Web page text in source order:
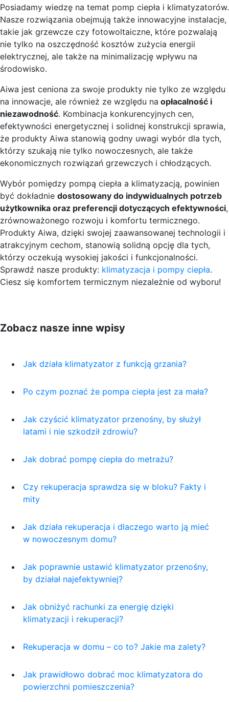
Posiadamy wiedzę na temat pomp ciepła i klimatyzatorów.
Nasze rozwiązania obejmują także innowacyjne instalacje,
takie jak grzewcze czy fotowoltaiczne, które pozwalają
nie tylko na oszczędność kosztów zużycia energii
elektrycznej, ale także na minimalizację wpływu na
środowisko.
Aiwa jest ceniona za swoje produkty nie tylko ze względu
na innowacje, ale również ze względu na opłacalność i
niezawodność. Kombinacja konkurencyjnych cen,
efektywności energetycznej i solidnej konstrukcji sprawia,
że produkty Aiwa stanowią godny uwagi wybór dla tych,
którzy szukają nie tylko nowoczesnych, ale także
ekonomicznych rozwiązań grzewczych i chłodzących.
Wybór pomiędzy pompą ciepła a klimatyzacją, powinien
być dokładnie dostosowany do indywidualnych potrzeb
użytkownika oraz preferencji dotyczących efektywności,
zrównoważonego rozwoju i komfortu termicznego.
Produkty Aiwa, dzięki swojej zaawansowanej technologii i
atrakcyjnym cechom, stanowią solidną opcję dla tych,
którzy oczekują wysokiej jakości i funkcjonalności.
Sprawdź nasze produkty: klimatyzacja i pompy ciepła.
Ciesz się komfortem termicznym niezależnie od wyboru!
Zobacz nasze inne wpisy
Jak działa klimatyzator z funkcją grzania?
Po czym poznać że pompa ciepła jest za mała?
Jak czyścić klimatyzator przenośny, by służył
latami i nie szkodził zdrowiu?
Jak dobrać pompę ciepła do metrażu?
Czy rekuperacja sprawdza się w bloku? Fakty i
mity
Jak działa rekuperacja i dlaczego warto ją mieć
w nowoczesnym domu?
Jak poprawnie ustawić klimatyzator przenośny,
by działał najefektywniej?
Jak obniżyć rachunki za energię dzięki
klimatyzacji i rekuperacji?
Rekuperacja w domu – co to? Jakie ma zalety?
Jak prawidłowo dobrać moc klimatyzatora do
powierzchni pomieszczenia?